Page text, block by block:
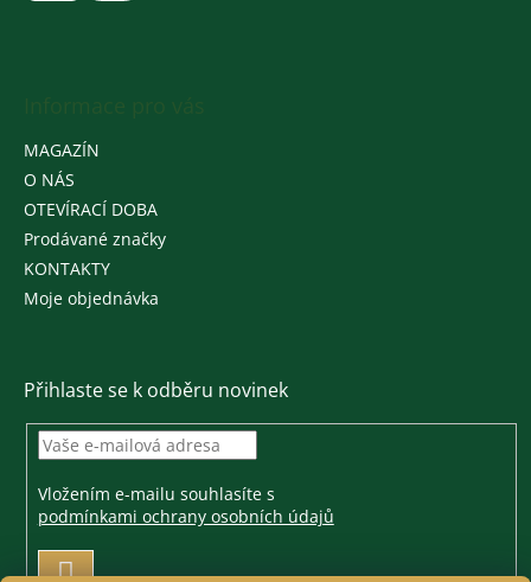
MAGAZÍN
O NÁS
OTEVÍRACÍ DOBA
Prodávané značky
KONTAKTY
Moje objednávka
Přihlaste se k odběru novinek
Vložením e-mailu souhlasíte s
podmínkami ochrany osobních údajů
PŘIHLÁSIT